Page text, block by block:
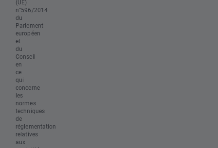
(UE)
n°596/2014
du
Parlement
européen
et
du
Conseil
en
ce
qui
concerne
les
normes
techniques
de
réglementation
relatives
aux